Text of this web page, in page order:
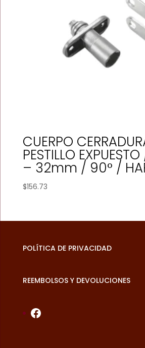
CUERPO
PESTILLO
– 32mm / 90° /
$156.73
POLÍTICA DE PRIVACIDAD
REEMBOLSOS Y DEVOLUCIONES
Facebook